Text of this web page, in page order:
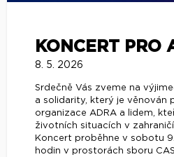
KONCERT PRO
8. 5. 2026
Srdečně Vás zveme na
a solidarity, který je věnován
organizace ADRA a lidem,
životních situacích v zahraničí
Koncert proběhne v sobotu
hodin v prostorách sboru